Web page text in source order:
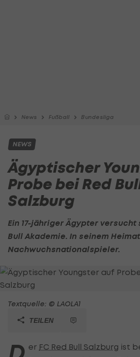
News Fußball Bundesliga
NEWS
Ägyptischer
Probe bei Red
Salzburg
Ein 17-jähriger Ägypter versucht
Bull Akademie. In seinem
Nachwuchsnationalspieler.
Textquelle: © LAOLA1
TEILEN
er FC Red Bull Salzburg ist